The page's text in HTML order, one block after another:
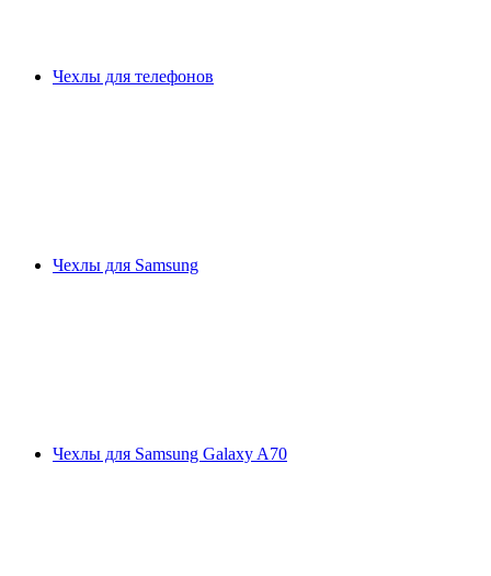
Чехлы для телефонов
Чехлы для Samsung
Чехлы для Samsung Galaxy A70